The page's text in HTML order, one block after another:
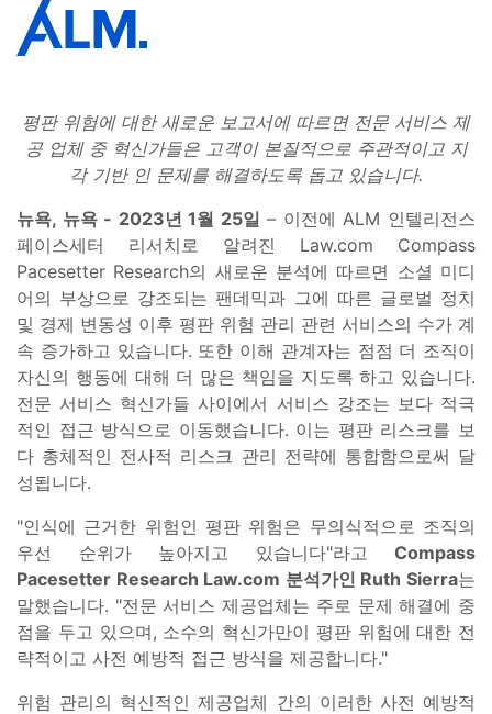
평판 위험에 대한 새로운 보고서에 따르면 전문 서비스 제
공 업체 중 혁신가들은 고객이 본질적으로 주관적이고 지
각 기반 인 문제를 해결하도록 돕고 있습니다.
뉴욕, 뉴욕 - 2023년 1월 25일 – 이전에 ALM 인텔리전스
페이스세터 리서치로 알려진 Law.com Compass
Pacesetter Research의 새로운 분석에 따르면 소셜 미디
어의 부상으로 강조되는 팬데믹과 그에 따른 글로벌 정치
및 경제 변동성 이후 평판 위험 관리 관련 서비스의 수가 계
속 증가하고 있습니다. 또한 이해 관계자는 점점 더 조직이
자신의 행동에 대해 더 많은 책임을 지도록 하고 있습니다.
전문 서비스 혁신가들 사이에서 서비스 강조는 보다 적극
적인 접근 방식으로 이동했습니다. 이는 평판 리스크를 보
다 총체적인 전사적 리스크 관리 전략에 통합함으로써 달
성됩니다.
"인식에 근거한 위험인 평판 위험은 무의식적으로 조직의
우선 순위가 높아지고 있습니다"라고 Compass
Pacesetter Research Law.com 분석가인 Ruth Sierra는
말했습니다. "전문 서비스 제공업체는 주로 문제 해결에 중
점을 두고 있으며, 소수의 혁신가만이 평판 위험에 대한 전
략적이고 사전 예방적 접근 방식을 제공합니다."
위험 관리의 혁신적인 제공업체 간의 이러한 사전 예방적